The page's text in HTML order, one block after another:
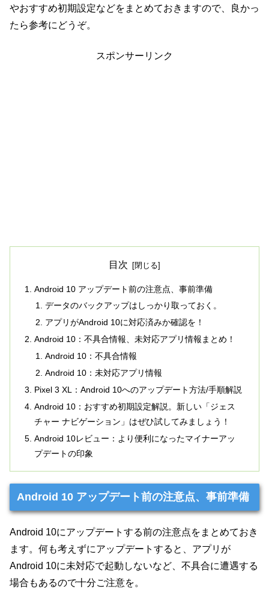
やおすすめ初期設定などをまとめておきますので、良かっ
たら参考にどうぞ。
スポンサーリンク
目次
Android 10 アップデート前の注意点、事前準備
データのバックアップはしっかり取っておく。
アプリがAndroid 10に対応済みか確認を！
Android 10：不具合情報、未対応アプリ情報まとめ！
Android 10：不具合情報
Android 10：未対応アプリ情報
Pixel 3 XL：Android 10へのアップデート方法/手順解説
Android 10：おすすめ初期設定解説。新しい「ジェス
チャー ナビゲーション」はぜひ試してみましょう！
Android 10レビュー：より便利になったマイナーアッ
プデートの印象
Android 10 アップデート前の注意点、事前準備
Android 10にアップデートする前の注意点をまとめておき
ます。何も考えずにアップデートすると、アプリが
Android 10に未対応で起動しないなど、不具合に遭遇する
場合もあるので十分ご注意を。